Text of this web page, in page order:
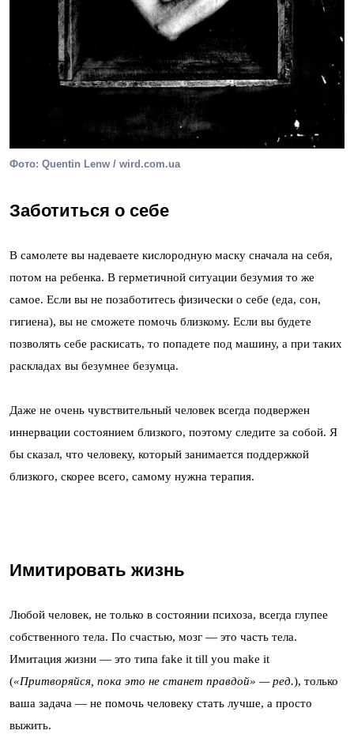
Фото: Quentin Lenw / wird.com.ua
Заботиться о себе
В самолете вы надеваете кислородную маску сначала на себя,
потом на ребенка. В герметичной ситуации безумия то же
самое. Если вы не позаботитесь физически о себе (еда, сон,
гигиена), вы не сможете помочь близкому. Если вы будете
позволять себе раскисать, то попадете под машину, а при таких
раскладах вы безумнее безумца.
Даже не очень чувствительный человек всегда подвержен
иннервации состоянием близкого, поэтому следите за собой. Я
бы сказал, что человеку, который занимается поддержкой
близкого, скорее всего, самому нужна терапия.
Имитировать жизнь
Любой человек, не только в состоянии психоза, всегда глупее
собственного тела. По счастью, мозг — это часть тела.
Имитация жизни — это типа fake it till you make it
(«Притворяйся, пока это не станет правдой» — ред.), только
ваша задача — не помочь человеку стать лучше, а просто
выжить.